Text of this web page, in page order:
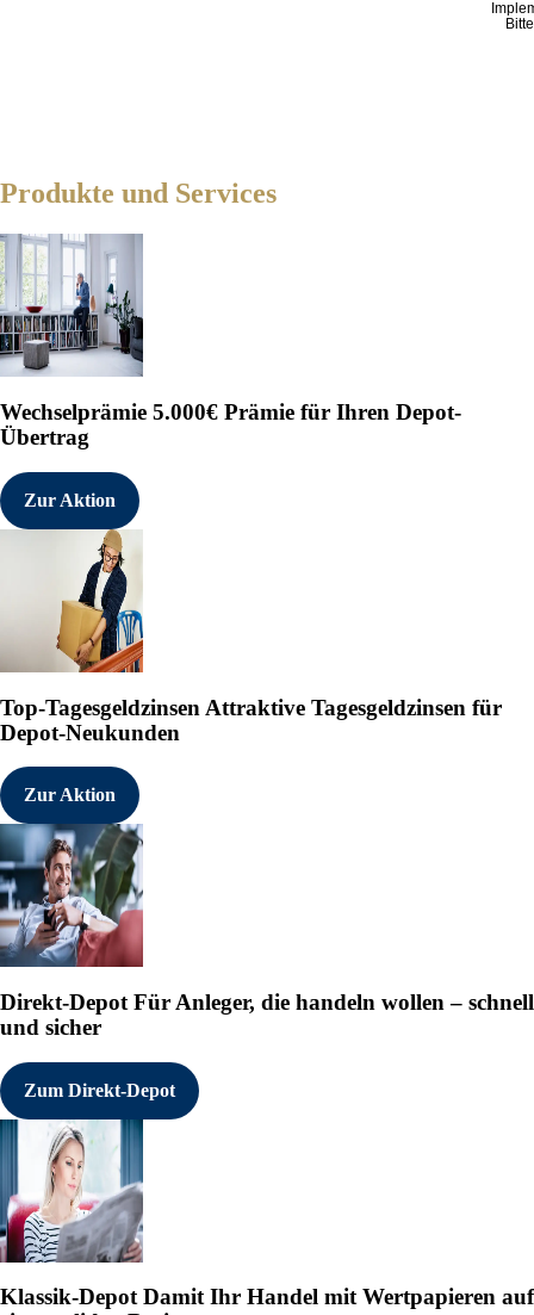
Produkte und Services
Wechselprämie 5.000€ Prämie für Ihren Depot-
Übertrag
Zur Aktion
Top-Tagesgeldzinsen Attraktive Tagesgeldzinsen für
Depot-Neukunden
Zur Aktion
Direkt-Depot Für Anleger, die handeln wollen – schnell
und sicher
Zum Direkt-Depot
Klassik-DepotDamit Ihr Handel mit Wertpapieren auf